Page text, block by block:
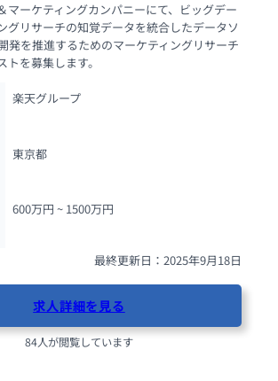
マーケティングカンパニーにて、ビッグデー
グリサーチの知覚データを統合したデータソ
発を推進するためのマーケティングリサーチ
トを募集します。
楽天グループ
東京都
600万円 ~ 1500万円
最終更新日：2025年9月18日
求人詳細を見る
84人が閲覧しています